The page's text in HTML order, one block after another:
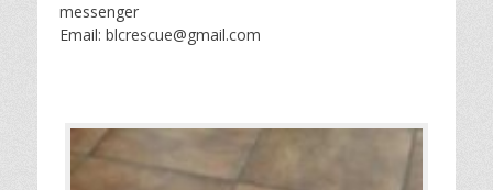
messenger
Email: blcrescue@gmail.com